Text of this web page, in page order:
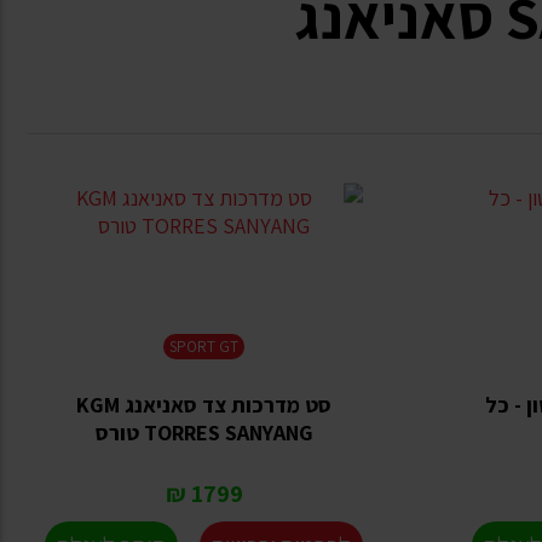
- כל
SPORT GT
סט מדרכות צד סאניאנג KGM
TORRES SANYANG טורס
1799 ₪